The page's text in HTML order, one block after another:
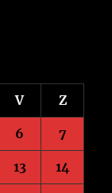
V Z
6 7
13 14